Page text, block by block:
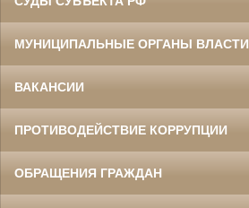
МУНИЦИПАЛЬНЫЕ ОРГАНЫ ВЛАСТИ
ВАКАНСИИ
ПРОТИВОДЕЙСТВИЕ КОРРУПЦИИ
ОБРАЩЕНИЯ ГРАЖДАН